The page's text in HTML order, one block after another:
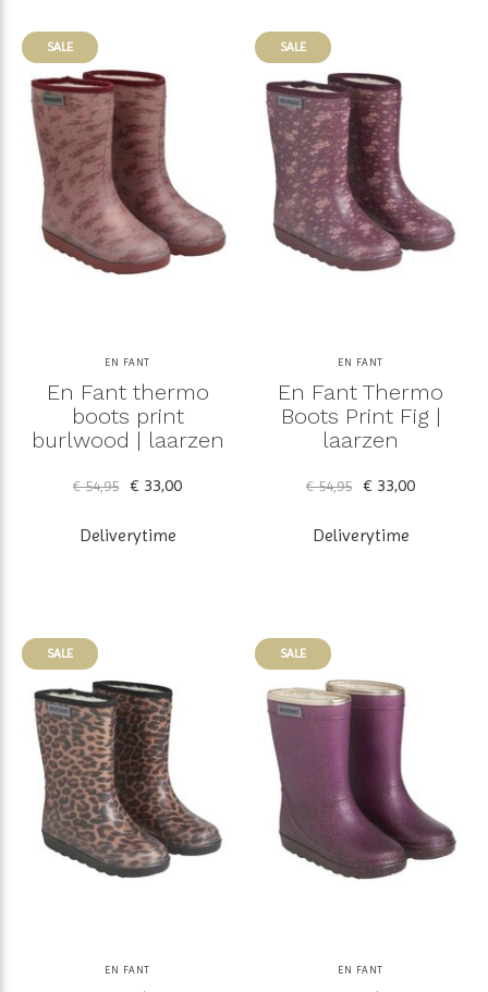
SALE
EN FANT
En Fant thermo
boots print
burlwood | laarzen
€ 54,95 € 33,00
Deliverytime
SALE
EN FANT
En Fant Thermo
Boots Print Fig |
laarzen
€ 54,95 € 33,00
Deliverytime
SALE
EN FANT
SALE
EN FANT